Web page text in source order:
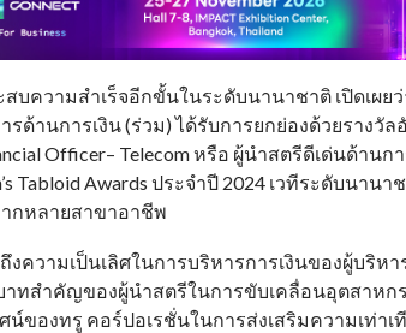
บความสำเร็จอีกขั้นในระดับนานาชาติ เปิดเผย
ด้านการเงิน (ร่วม) ได้รับการยกย่องด้วยรางวัล
Officer– Telecom หรือ ผู้นำสตรีดีเด่นด้าน
Tabloid Awards ประจำปี 2024 เวทีระดับนาน
กหลายสาขาอาชีพ
งความเป็นเลิศในการบริหารการเงินของผู้บริห
าทสำคัญของผู้นำสตรีในการขับเคลื่อนอุตสาห
ของทรู คอร์ปอเรชั่นในการส่งเสริมความเท่าเ